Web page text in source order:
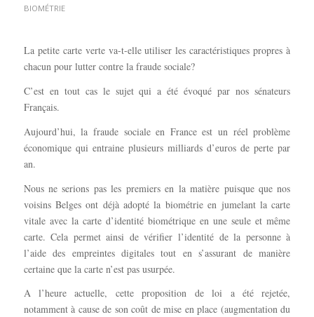
BIOMÉTRIE
La petite carte verte va-t-elle utiliser les caractéristiques propres à
chacun pour lutter contre la fraude sociale?
C’est en tout cas le sujet qui a été évoqué par nos sénateurs
Français.
Aujourd’hui, la fraude sociale en France est un réel problème
économique qui entraine plusieurs milliards d’euros de perte par
an.
Nous ne serions pas les premiers en la matière puisque que nos
voisins Belges ont déjà adopté la biométrie en jumelant la carte
vitale avec la carte d’identité biométrique en une seule et même
carte. Cela permet ainsi de vérifier l’identité de la personne à
l’aide des empreintes digitales tout en s’assurant de manière
certaine que la carte n’est pas usurpée.
A l’heure actuelle, cette proposition de loi a été rejetée,
notamment à cause de son coût de mise en place (augmentation du